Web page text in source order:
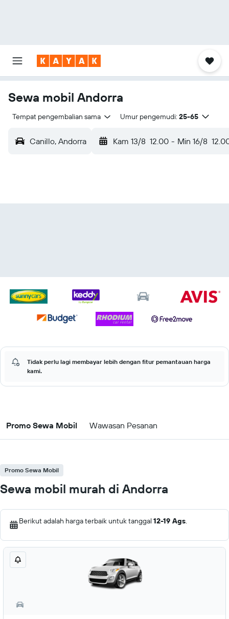
Sewa mobil Andorra
Tempat pengembalian sama Umur pengemudi: 25-65
Canillo, Andorra Kam 13/8 12.00 - Min 16/8
Tidak perlu lagi membayar lebih dengan fitur pemantauan harga
kami.
Promo Sewa Mobil Wawasan Pesanan
Promo Sewa Mobil
Sewa mobil murah di Andorra
Berikut adalah harga terbaik untuk tanggal 12-19 Ags.